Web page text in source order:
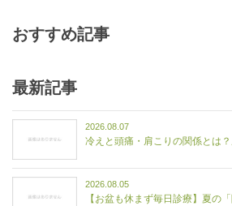
おすすめ記事
最新記事
2026.08.07
冷えと頭痛・肩こりの関係とは
2026.08.05
【お盆も休まず毎日診療】夏の